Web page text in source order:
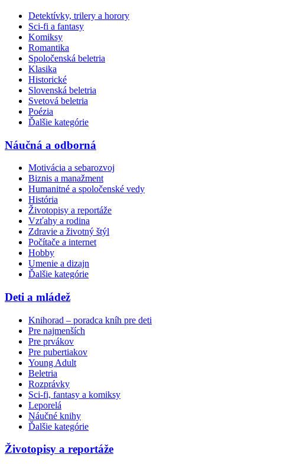
Detektívky, trilery a horory
Sci-fi a fantasy
Komiksy
Romantika
Spoločenská beletria
Klasika
Historické
Slovenská beletria
Svetová beletria
Poézia
Ďalšie kategórie
Náučná a odborná
Motivácia a sebarozvoj
Biznis a manažment
Humanitné a spoločenské vedy
História
Životopisy a reportáže
Vzťahy a rodina
Zdravie a životný štýl
Počítače a internet
Hobby
Umenie a dizajn
Ďalšie kategórie
Deti a mládež
Knihorad – poradca kníh pre deti
Pre najmenších
Pre prvákov
Pre pubertiakov
Young Adult
Beletria
Rozprávky
Sci-fi, fantasy a komiksy
Leporelá
Náučné knihy
Ďalšie kategórie
Životopisy a reportáže